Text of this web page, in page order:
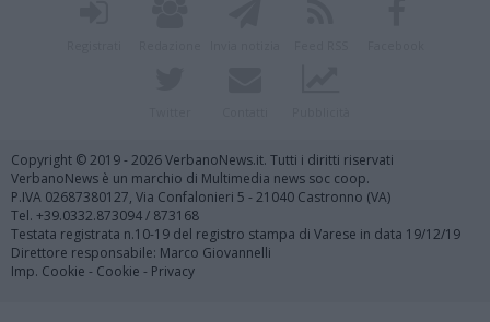
Copyright © 2019 - 2026 VerbanoNews.it. Tutti i diritti riservati
VerbanoNews è un marchio di Multimedia news soc coop.
P.IVA 02687380127, Via Confalonieri 5 - 21040 Castronno (VA)
Tel. +39.0332.873094 / 873168
Testata registrata n.10-19 del registro stampa di Varese in data 19/12/19
Direttore responsabile: Marco Giovannelli
Imp. Cookie - Cookie - Privacy